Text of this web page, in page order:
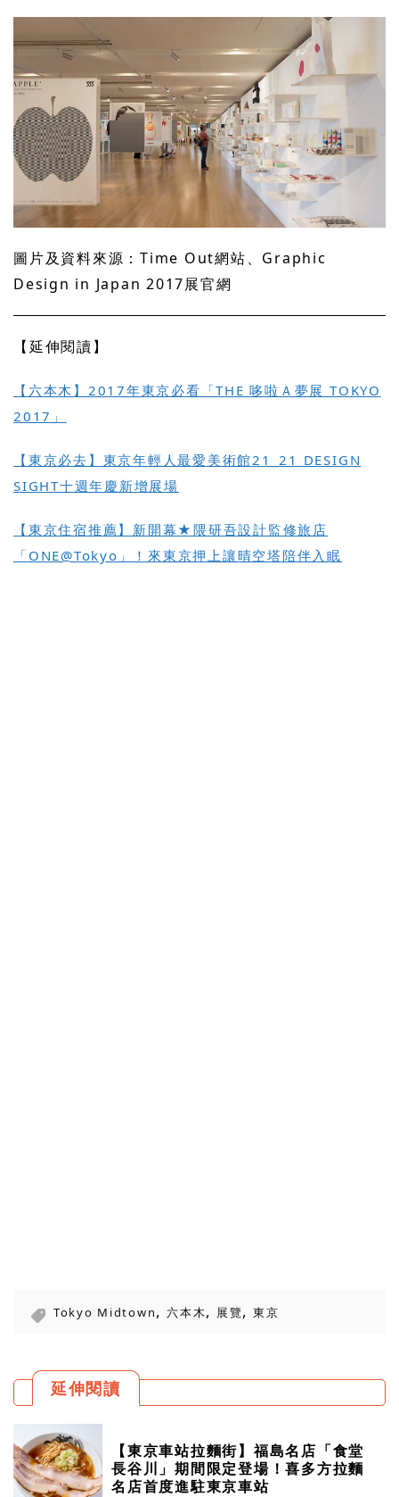
圖片及資料來源：Time Out網站、Graphic
Design in Japan 2017展官網
【延伸閱讀】
【六本木】2017年東京必看「THE 哆啦Ａ夢展 TOKYO
2017」
【東京必去】東京年輕人最愛美術館21_21 DESIGN
SIGHT十週年慶新增展場
【東京住宿推薦】新開幕★隈研吾設計監修旅店
「ONE@Tokyo」！來東京押上讓晴空塔陪伴入眠
Tokyo Midtown, 六本木, 展覽, 東京
延伸閱讀
【東京車站拉麵街】福島名店「食堂
長谷川」期間限定登場！喜多方拉麵
名店首度進駐東京車站